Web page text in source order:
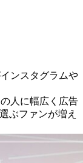
ンスタグラムや
人に幅広く広告
ぶファンが増え